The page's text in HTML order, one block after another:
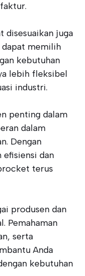
disesuaikan juga
dapat memilih
kebutuhan
lebih fleksibel
industri.
penting dalam
dalam
Dengan
efisiensi dan
terus
produsen dan
Pemahaman
serta
Anda
kebutuhan